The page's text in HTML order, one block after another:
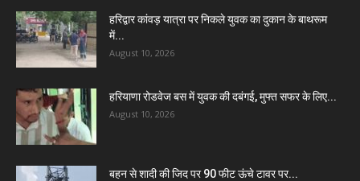
हरिद्वार कांवड़ यात्रा पर निकले युवक का दुकान के बाथरूम
में...
August 10, 2026
हरियाणा रोडवेज बस में युवक की दबंगई, मुफ्त सफर के लिए...
August 10, 2026
बहन से शादी की जिद पर 90 फीट ऊंचे टावर पर...